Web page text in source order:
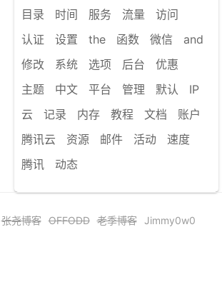
目录
时间 服务 流量
访问
认证
设置 the 函数 微信
and
修改
系统 选项 后台
优惠
主题
中文 平台 管理 默认
IP
云
记录 内存 教程 文档
账户
腾讯云
资源 邮件 活动
速度
腾讯
动态
张尧博客 OFFODD 老季博客 Jimmy0w0